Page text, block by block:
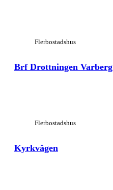
Flerbostadshus
Brf Drottningen Varberg
Flerbostadshus
Kyrkvägen